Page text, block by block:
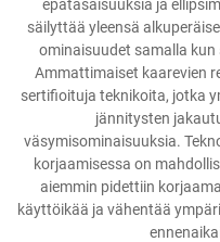
epätasaisuuksia ja
säilyttää yleensä
ominaisuudet samalla
Ammattimaiset kaarevien
sertifioituja teknikoita, jotka
jännitysten
väsymisominaisuuksia.
korjaamisessa on
aiemmin pidettiin
käyttöikää ja vähentää